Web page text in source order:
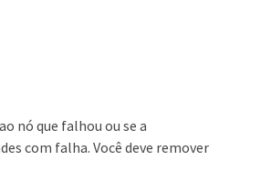
nó que falhou ou se a
com falha. Você deve remover